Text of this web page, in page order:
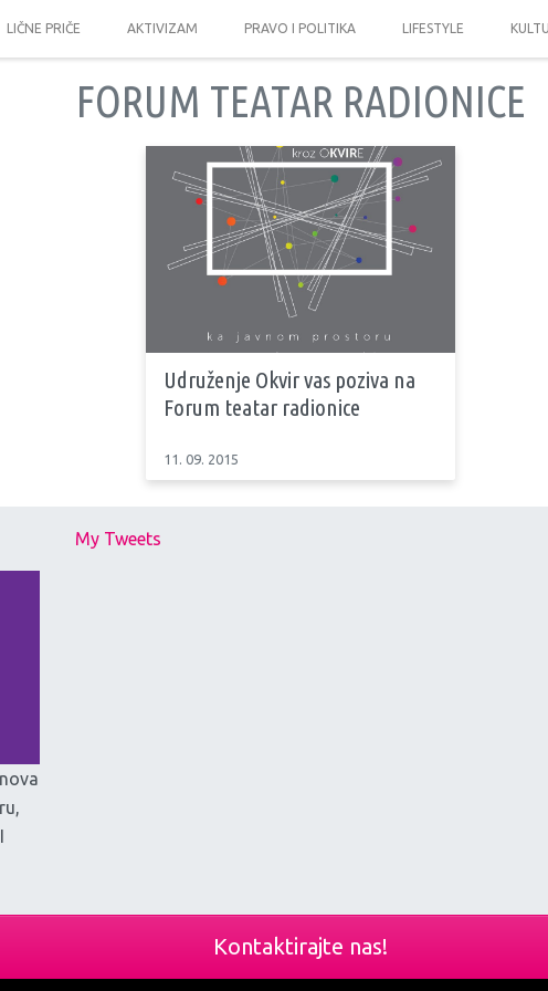
LIČNE PRIČE AKTIVIZAM PRAVO I POLITIKA LIFESTYLE
FORUM TEATAR RADIONICE
Udruženje Okvir vas poziva na
Forum teatar radionice
11. 09. 2015
My Tweets
Kontaktirajte nas!